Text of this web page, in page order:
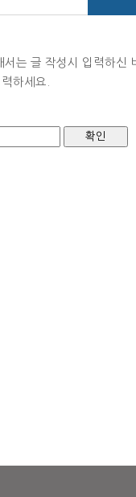
서는 글 작성시 입력하신
하세요.